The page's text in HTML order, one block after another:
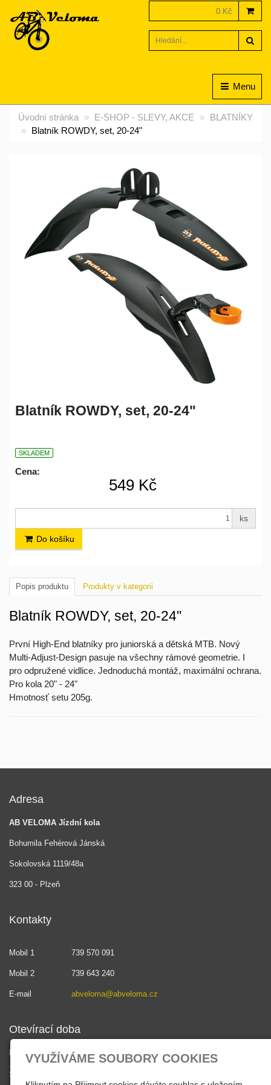
0 Kč
Menu
Úvodní stránka E-SHOP - SLEVY, AKCE
BLATNÍKY
Blatník ROWDY, set, 20-24"
Blatník ROWDY, set, 20-24"
SKLADEM
Cena:
549 Kč
ks
Do košíku
Popis produktu Produkty v kategorii
Blatník ROWDY, set, 20-24"
První High-End blatníky pro juniorská a dětská MTB. Nový
Multi-Adjust-Design pasuje na všechny rámové geometrie. I
pro odpružené vidlice. Jednoduchá montáž, maximální ochrana.
Pro kola 20" - 24"
Hmotnosť setu 205g.
Adresa
AB VELOMA Jízdní kola
Bohumila Fehérová Jánská
Sokolovská 1119/48a
323 00 - Plzeň
Kontakty
Mobil 1 739 570 091
Mobil 2 739 643 240
E-mail abveloma@abveloma.cz
Otevírací doba
PO - PÁ
10:30 - 18:00
SO , NE - zavřeno
VYUŽÍVÁME SOUBORY COOKIES